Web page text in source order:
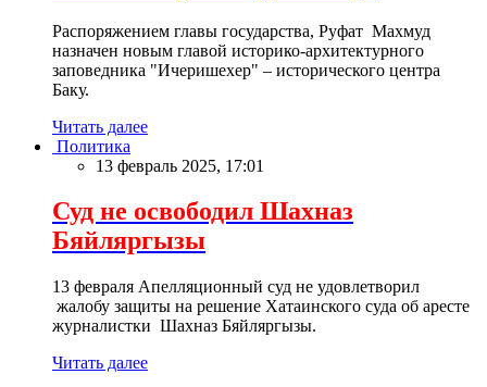
Распоряжением главы государства, Руфат Махмуд
назначен новым главой историко-архитектурного
заповедника "Ичеришехер" – исторического центра
Баку.
Читать далее
Политика
13 февраль 2025, 17:01
Суд не освободил Шахназ
Бяйляргызы
13 февраля Апелляционный суд не удовлетворил
жалобу защиты на решение Хатаинского суда об аресте
журналистки Шахназ Бяйляргызы.
Читать далее